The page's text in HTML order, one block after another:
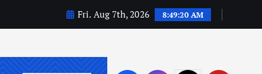
Fri. Aug 7th, 2026 8:49:22 AM